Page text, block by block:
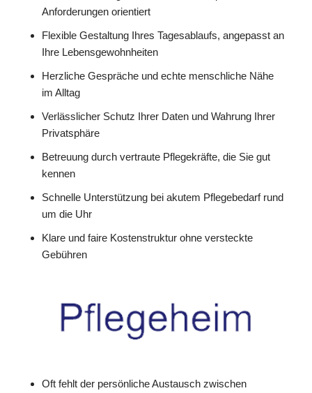
Anforderungen orientiert
Flexible Gestaltung Ihres Tagesablaufs, angepasst an
Ihre Lebensgewohnheiten
Herzliche Gespräche und echte menschliche Nähe
im Alltag
Verlässlicher Schutz Ihrer Daten und Wahrung Ihrer
Privatsphäre
Betreuung durch vertraute Pflegekräfte, die Sie gut
kennen
Schnelle Unterstützung bei akutem Pflegebedarf rund
um die Uhr
Klare und faire Kostenstruktur ohne versteckte
Gebühren
Oft fehlt der persönliche Austausch zwischen